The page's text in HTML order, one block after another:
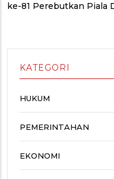
ke-81 Perebutkan Piala
KATEGORI
HUKUM
PEMERINTAHAN
EKONOMI